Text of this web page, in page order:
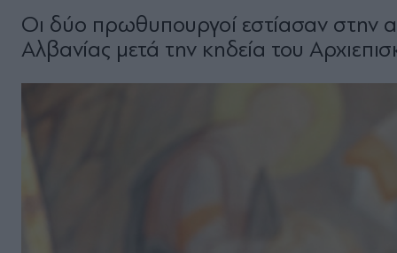
Οι δύο πρωθυπουργοί εστίασαν στην
Αλβανίας μετά την κηδεία του